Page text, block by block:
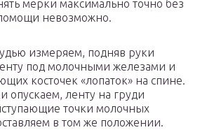
мерки максимально точно без
невозможно.
измеряем, подняв руки
под молочными железами и
косточек «лопаток» на спине.
опускаем, ленту на груди
точки молочных
в том же положении.